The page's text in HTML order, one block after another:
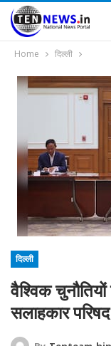
Home दिल्ली
दिल्ली
वैश्विक
सलाहकार